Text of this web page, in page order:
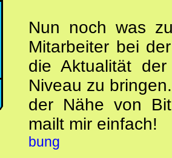
Nun noch was
Mitarbeiter bei
die Aktualität
Niveau zu
der Nähe von
mailt mir einfach!
bung